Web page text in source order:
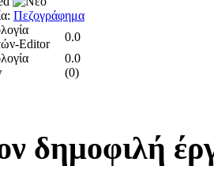
Πεζογράφημα
0.0
0.0
(0)
δημοφιλή